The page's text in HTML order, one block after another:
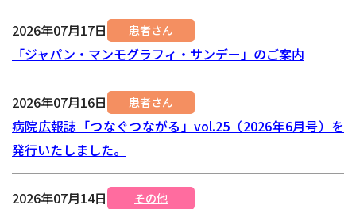
2026年07月17日 患者さん
「ジャパン・マンモグラフィ・サンデー」のご案内
2026年07月16日 患者さん
病院広報誌「つなぐつながる」vol.25（2026年6月号）を
発行いたしました。
2026年07月14日 その他